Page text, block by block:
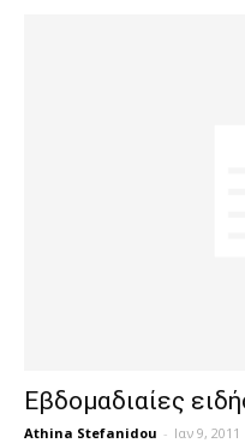
Εβδομαδιαίες
Athina Stefanidou - Ιαν 9, 2011